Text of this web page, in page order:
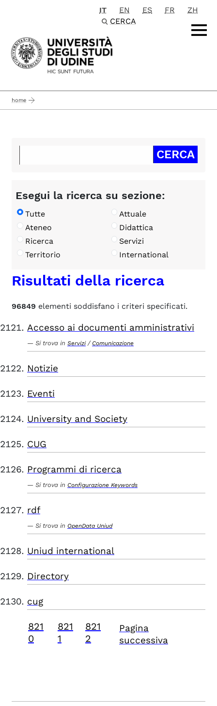
Passa al contenuto principale
IT EN ES FR
ZH
CERCA
home
Esegui la ricerca su sezione:
Tutte
Attuale
Ateneo
Didattica
Ricerca
Servizi
Territorio
International
Risultati della ricerca
96849 elementi soddisfano i criteri specificati.
Accesso ai documenti amministrativi
Si trova in Servizi / Comunicazione
Notizie
Eventi
University and Society
CUG
Programmi di ricerca
Si trova in Configurazione Keywords
rdf
Si trova in OpenData Uniud
Uniud international
Directory
cug
821
0
821
1
821
2
Pagina
successiva